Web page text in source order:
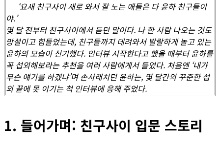
‘요새 친구사이 새로 와서 잘 노는 애들은 다 윤하 친구들이
야.’
몇 달 전부터 친구사이에서 듣던 말이다. 나 한 사람 나오는 것도
망설이고 힘들었는데, 친구들까지 데려와서 발랄하게 놀고 있는
윤하의 모습이 신기했다. 인터뷰 시작한다고 했을 때부터 윤하를
꼭 섭외해보라는 추천을 여러 사람에게서 들었다. 처음엔 ‘내가
무슨 얘기를 하겠냐’며 손사래치던 윤하는, 몇 달간의 꾸준한 섭
외 끝에 못 이기는 척 인터뷰에 응해 주었다.
1. 들어가며: 친구사이 입문 스토리